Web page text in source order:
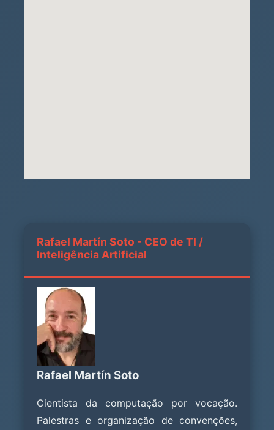
Rafael Martín Soto - CEO de TI /
Inteligência Artificial
Rafael Martín Soto
Cientista da computação por vocação.
Palestras e organização de convenções,